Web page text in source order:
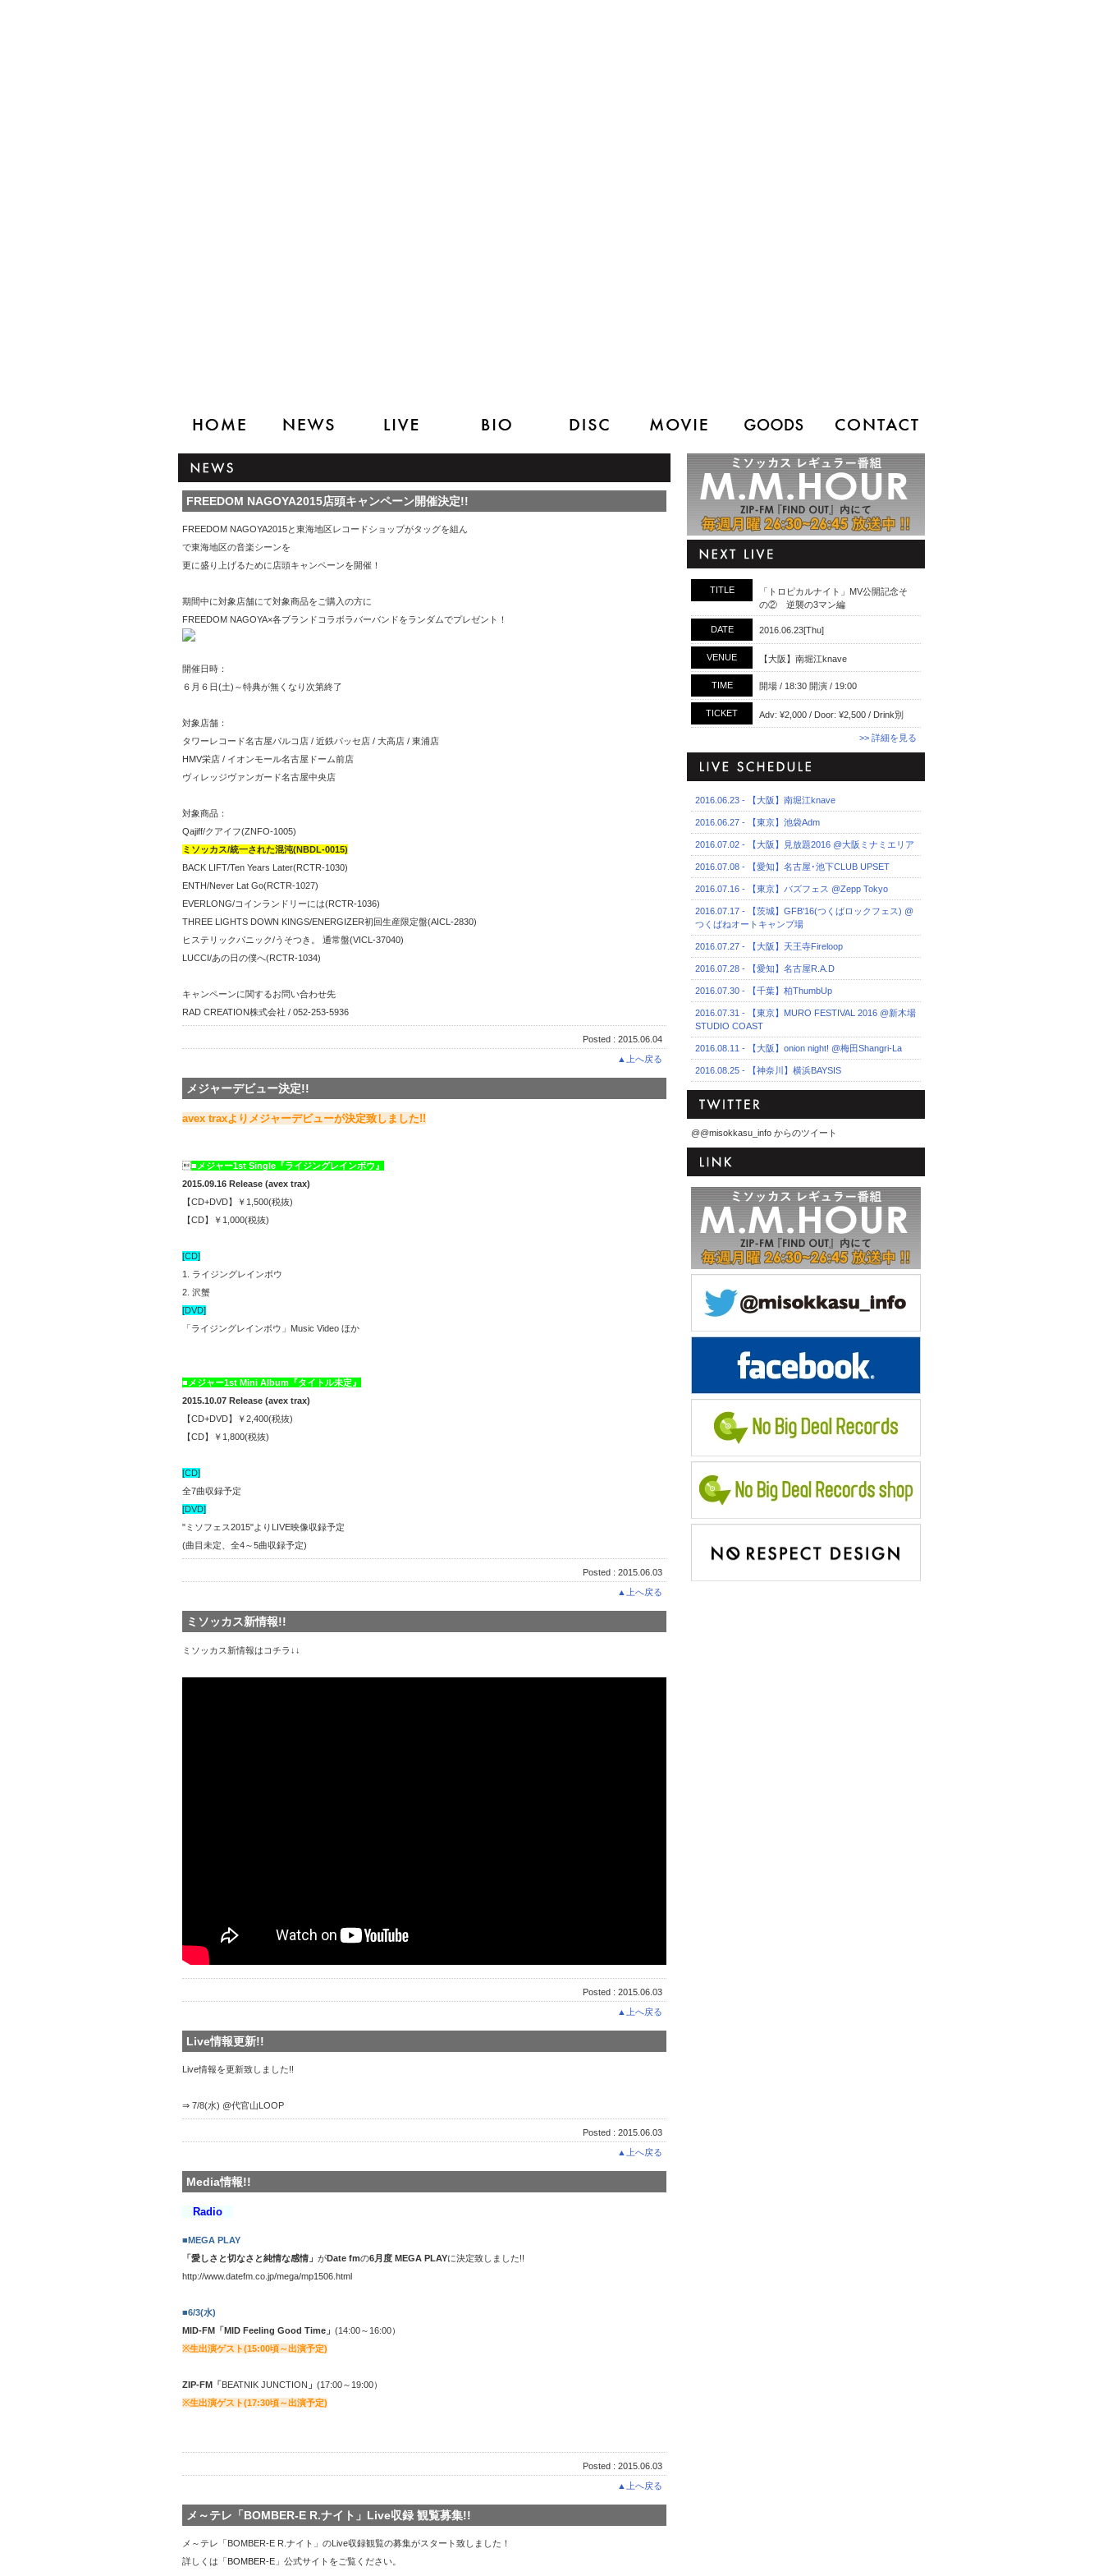
FREEDOM NAGOYA2015店頭キャンペーン開催決定!!
FREEDOM NAGOYA2015と東海地区レコードショップがタッグを組ん
で東海地区の音楽シーンを
更に盛り上げるために店頭キャンペーンを開催！
期間中に対象店舗にて対象商品をご購入の方に
FREEDOM NAGOYA×各ブランドコラボラバーバンドをランダムでプレゼント！
開催日時：
６月６日(土)～特典が無くなり次第終了
対象店舗：
タワーレコード名古屋パルコ店 / 近鉄パッセ店 / 大高店 / 東浦店
HMV栄店 / イオンモール名古屋ドーム前店
ヴィレッジヴァンガード名古屋中央店
対象商品：
Qajiff/クアイフ(ZNFO-1005)
ミソッカス/統一された混沌(NBDL-0015)
BACK LIFT/Ten Years Later(RCTR-1030)
ENTH/Never Lat Go(RCTR-1027)
EVERLONG/コインランドリーには(RCTR-1036)
THREE LIGHTS DOWN KINGS/ENERGIZER初回生産限定盤(AICL-2830)
ヒステリックパニック/うそつき。 通常盤(VICL-37040)
LUCCI/あの日の僕へ(RCTR-1034)
キャンペーンに関するお問い合わせ先
RAD CREATION株式会社 / 052-253-5936
Posted : 2015.06.04
▲上へ戻る
メジャーデビュー決定!!
avex traxよりメジャーデビューが決定致しました!!
■メジャー1st Single『ライジングレインボウ』
2015.09.16 Release (avex trax)
【CD+DVD】￥1,500(税抜)
【CD】￥1,000(税抜)
[CD]
1. ライジングレインボウ
2. 沢蟹
[DVD]
「ライジングレインボウ」Music Video ほか
■メジャー1st Mini Album『タイトル未定』
2015.10.07 Release (avex trax)
【CD+DVD】￥2,400(税抜)
【CD】￥1,800(税抜)
[CD]
全7曲収録予定
[DVD]
"ミソフェス2015"よりLIVE映像収録予定
(曲目未定、全4～5曲収録予定)
Posted : 2015.06.03
▲上へ戻る
ミソッカス新情報!!
ミソッカス新情報はコチラ↓↓
Posted : 2015.06.03
▲上へ戻る
Live情報更新!!
Live情報を更新致しました!!
⇒ 7/8(水) @代官山LOOP
Posted : 2015.06.03
▲上へ戻る
Media情報!!
Radio
■MEGA PLAY
「愛しさと切なさと純情な感情」 がDate fmの6月度 MEGA PLAYに決定致しました!!
http://www.datefm.co.jp/mega/mp1506.html
■6/3(水)
MID-FM「 MID Feeling Good Time 」 (14:00～16:00）
※生出演ゲスト(15:00頃～出演予定)
ZIP-FM「 BEATNIK JUNCTION 」 (17:00～19:00）
※生出演ゲスト(17:30頃～出演予定)
Posted : 2015.06.03
▲上へ戻る
メ～テレ「BOMBER-E R.ナイト」Live収録 観覧募集!!
メ～テレ「BOMBER-E R.ナイト」のLive収録観覧の募集がスタート致しました！
詳しくは「 BOMBER-E 」公式サイトをご覧ください。
TITLE
「トロピカルナイト」MV公開記念そ
の② 逆襲の3マン編
DATE 2016.06.23[Thu]
VENUE 【大阪】南堀江knave
TIME 開場 / 18:30 開演 / 19:00
TICKET Adv: ¥2,000 / Door: ¥2,500 / Drink別
>> 詳細を見る
2016.06.23 - 【大阪】南堀江knave
2016.06.27 - 【東京】池袋Adm
2016.07.02 - 【大阪】見放題2016 @大阪ミナミエリア
2016.07.08 - 【愛知】名古屋･池下CLUB UPSET
2016.07.16 - 【東京】バズフェス @Zepp Tokyo
2016.07.17 - 【茨城】GFB'16(つくばロックフェス) @
つくばねオートキャンプ場
2016.07.27 - 【大阪】天王寺Fireloop
2016.07.28 - 【愛知】名古屋R.A.D
2016.07.30 - 【千葉】柏ThumbUp
2016.07.31 - 【東京】MURO FESTIVAL 2016 @新木場
STUDIO COAST
2016.08.11 - 【大阪】onion night! @梅田Shangri-La
2016.08.25 - 【神奈川】横浜BAYSIS
@@misokkasu_info からのツイート